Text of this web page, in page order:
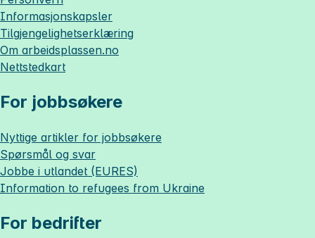
Informasjonskapsler
Tilgjengelighetserklæring
Om arbeidsplassen.no
Nettstedkart
For jobbsøkere
Nyttige artikler for jobbsøkere
Spørsmål og svar
Jobbe i utlandet (EURES)
Information to refugees from Ukraine
For bedrifter